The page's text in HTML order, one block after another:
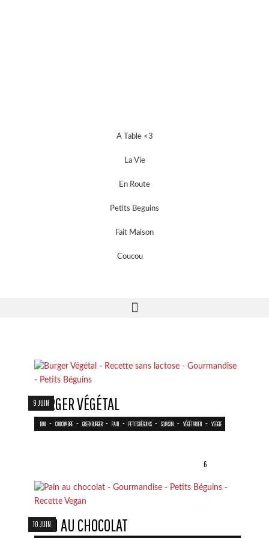
A Table <3
La Vie
En Route
Petits Beguins
Fait Maison
Coucou
9 JUIN
BURGER VÉGÉTAL
BUN - CONCOMBRE - GREENBURGER - PAIN - PETITS BÉGUINS - SOJASUN - VÉGÉTARIEN - VEGGIE
6
10 JUIN
PAIN AU CHOCOLAT